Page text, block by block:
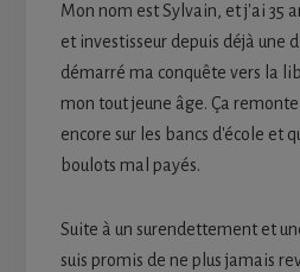
Mon nom est Sylvain, et j'ai 35
et investisseur depuis déjà une
démarré ma conquête vers la
mon tout jeune âge. Ça
encore sur les bancs d'école et
boulots mal payés.
Suite à un surendettement et
suis promis de ne plus jamais